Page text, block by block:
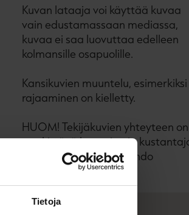
Tietoja
Kuvan lataaja voi käyttää kuvaa
vain edustamassaan mediassa,
kuvaa ei saa luovuttaa edelleen
kolmansille osapuolille.
Kansikuvien muuntelu, esimerkiksi
rajaaminen on kielletty.
HUOM! Tekijäkuvien yhteyteen on
merkittävä kuvaajan ja
nimi: © Kuvaaja / Docendo